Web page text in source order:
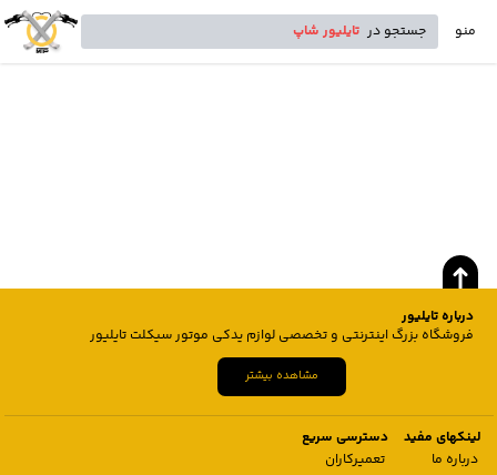
منو جستجو در تایلیور شاپ
درباره تایلیور
فروشگاه بزرگ اینترنتی و تخصصی لوازم یدکی موتور سیکلت تایلیور
مشاهده بیشتر
لینکهای مفید
درباره ما
دسترسی سریع
تعمیرکاران